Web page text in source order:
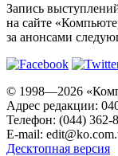
Запись
на сайте
за анонсами
© 1998—2026
Адрес редакции:
Телефон: (044) 362-
E-mail:
Десктопная версия